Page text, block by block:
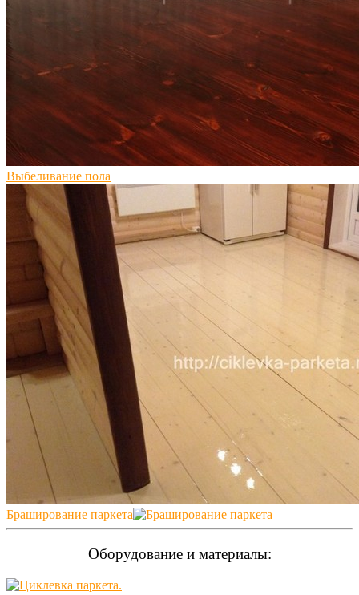
Выбеливание пола
Браширование паркета
Оборудование и материалы: